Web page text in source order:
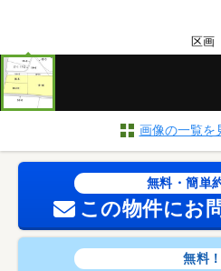
区画
画像の一覧を
無料・簡単
この物件にお
無料！